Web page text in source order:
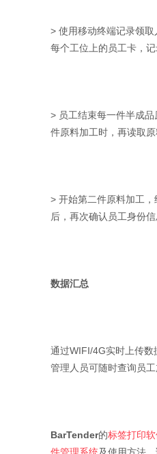
> 使用移动终端记录领
每个工位上的员工卡，
> 员工结束每一件半成
件原料加工时，再读取
> 开始第二件原料加工
后，再次确认员工身份
数据汇总
通过WIFI/4G实时上传数
管理人员可随时查询员工
BarTender的标签打印